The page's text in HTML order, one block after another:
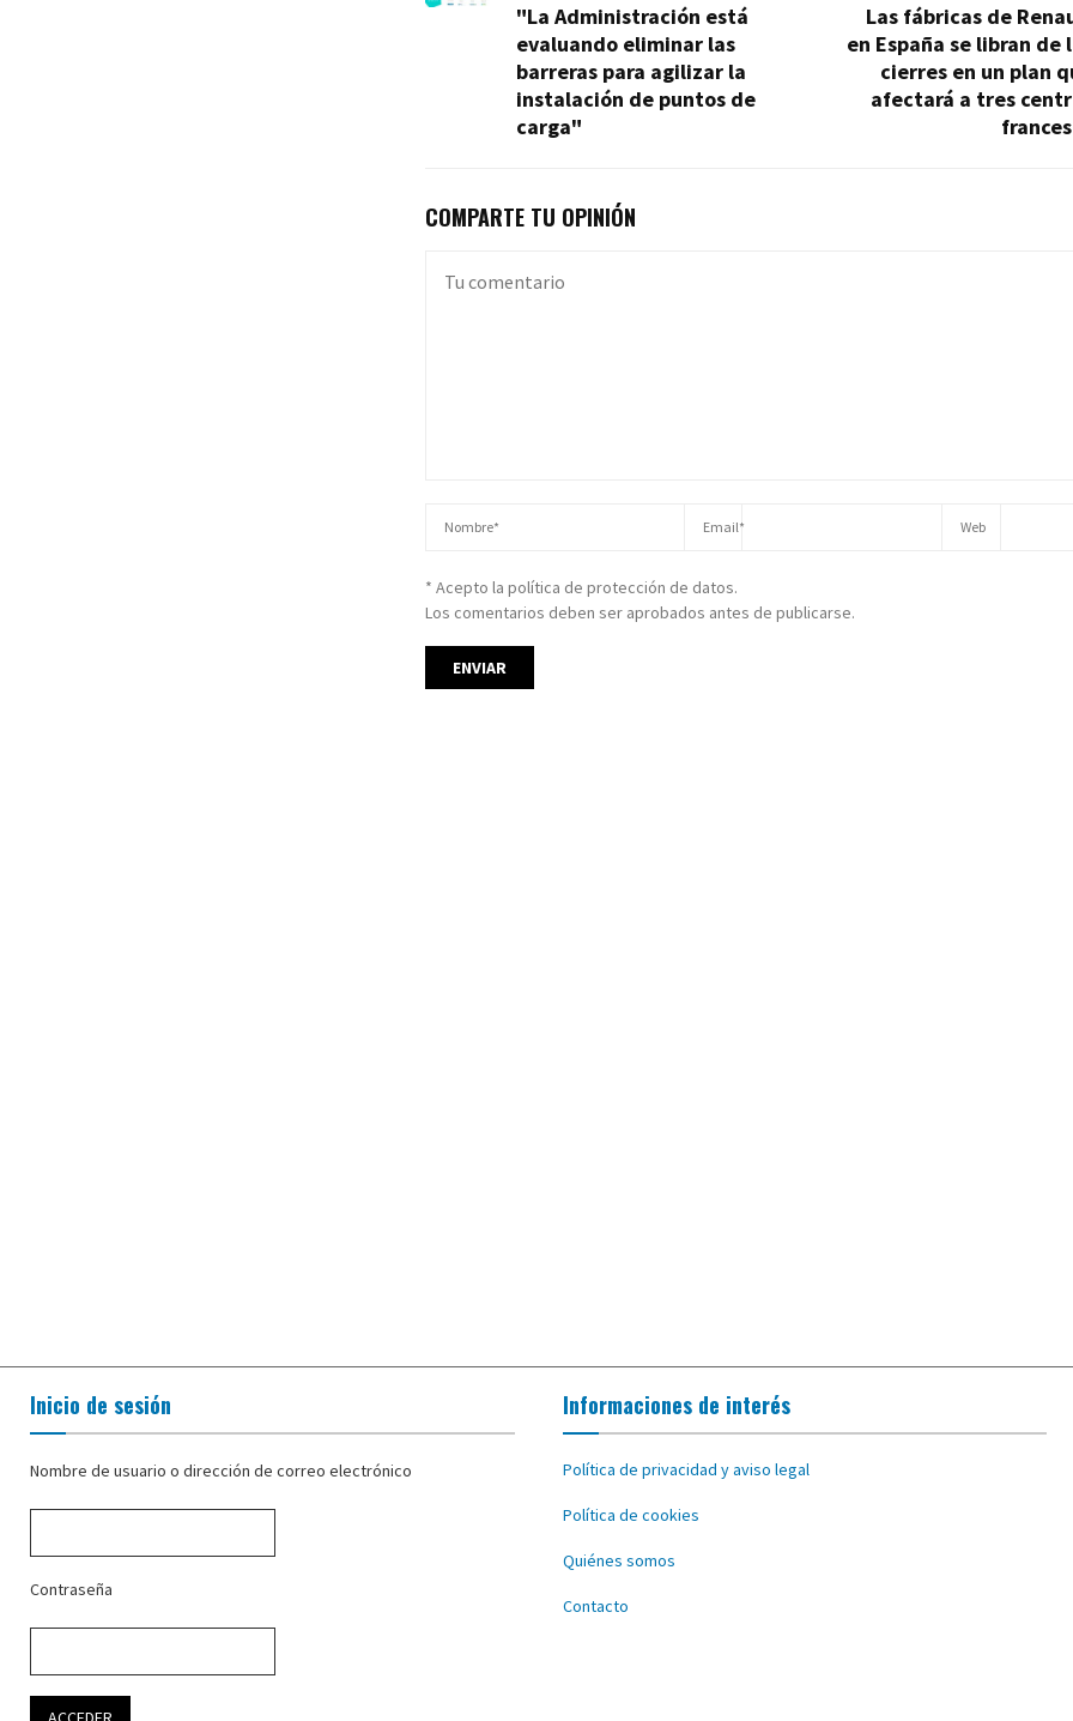
"La Administración está
evaluando eliminar las
barreras para agilizar la
instalación de puntos de
carga"
Las fábricas de
en España se libran de
cierres en un plan
afectará a tres
COMPARTE TU OPINIÓN
* Acepto la política de protección de datos.
Los comentarios deben ser aprobados antes de publicarse.
Inicio de sesión
Nombre de usuario o dirección de correo electrónico
Contraseña
Informaciones de interés
Política de privacidad y aviso legal
Política de cookies
Quiénes somos
Contacto